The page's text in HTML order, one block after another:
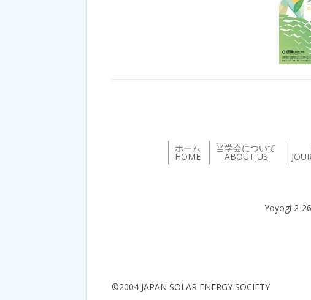
ホーム
HOME
当学会について
ABOUT US
Yoyogi 2-
©2004 JAPAN SOLAR ENERGY SOCIETY